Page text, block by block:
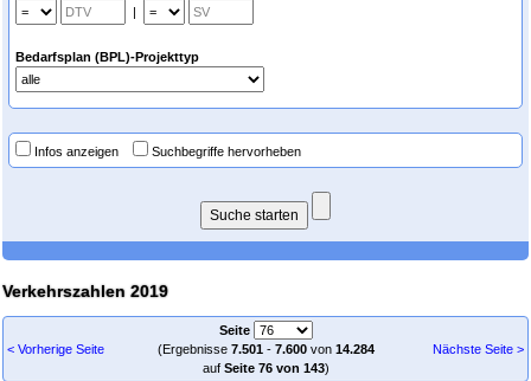
|
Bedarfsplan (BPL)-Projekttyp
Infos anzeigen Suchbegriffe hervorheben
Verkehrszahlen 2019
< Vorherige Seite
Seite
(Ergebnisse 7.501- 7.600von 14.284
auf Seite 76 von 143)
Nächste Seite >